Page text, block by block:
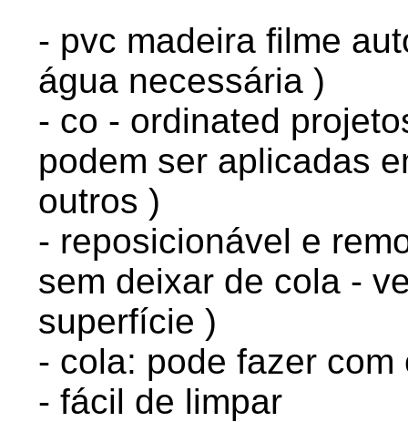
- pvc madeira filme
água necessária )
- co - ordinated
podem ser aplicadas
outros )
- reposicionável e
sem deixar de cola -
superfície )
- cola: pode fazer
- fácil de limpar